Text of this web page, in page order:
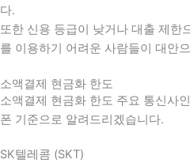
다.
또한 신용 등급이 낮거나 대출 제한
를 이용하기 어려운 사람들이 대안
소액결제 현금화 한도
소액결제 현금화 한도 주요 통신사
폰 기준으로 알려드리겠습니다.
SK텔레콤 (SKT)